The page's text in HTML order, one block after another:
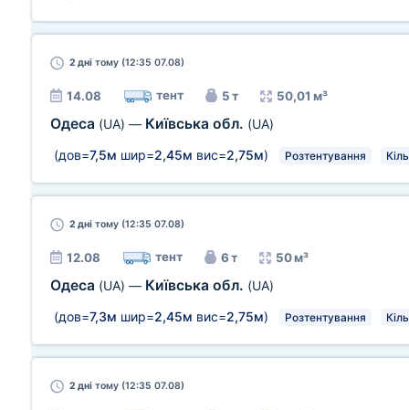
2 дні тому (12:35 07.08)
14.08 тент 5 т 50,01 м³
Одеса (UA) — Київська обл. (UA)
(дов=7,5м шир=2,45м вис=2,75м) Розтентування
2 дні тому (12:35 07.08)
12.08 тент 6 т 50 м³
Одеса (UA) — Київська обл. (UA)
(дов=7,3м шир=2,45м вис=2,75м) Розтентування
2 дні тому (12:35 07.08)